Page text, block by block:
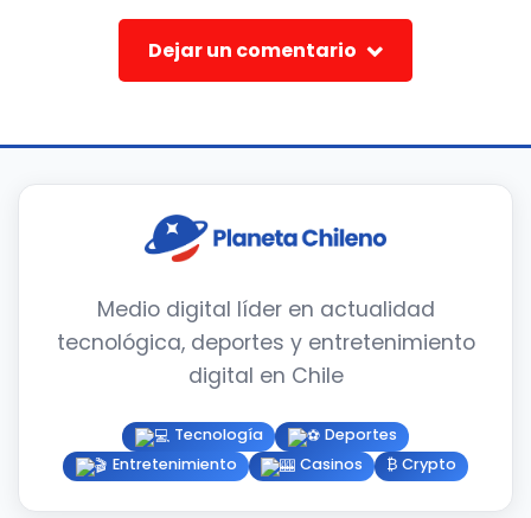
Dejar un comentario
Medio digital líder en actualidad
tecnológica, deportes y entretenimiento
digital en Chile
Tecnología
Deportes
Entretenimiento
Casinos ₿ Crypto